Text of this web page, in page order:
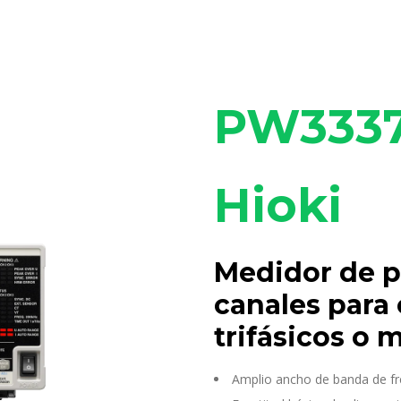
Hioki
Medidor de
canales
trifásicos o
Amplio ancho de banda de